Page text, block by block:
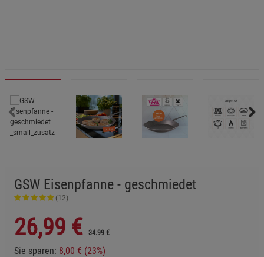
GSW Eisenpfanne - geschmiedet
(12)
26,99 € 34.99 €
Sie sparen: 8,00 € (23%)